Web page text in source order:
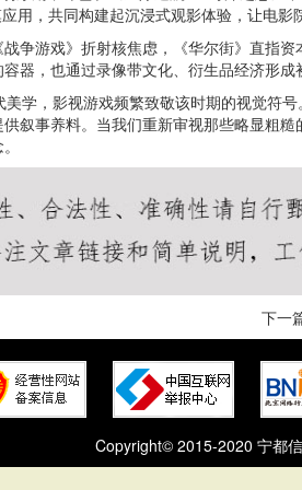
，共同构建起沉浸式观影体验，让电影
争游戏》折射核焦虑，《华尔街》直指
器，也通过录像带文化、衍生品经济形成
学，影视游戏频繁致敬该时期的视觉符
叙事养料。当我们重新审视那些略显粗
下一
Copyright© 2015-2020 宁都